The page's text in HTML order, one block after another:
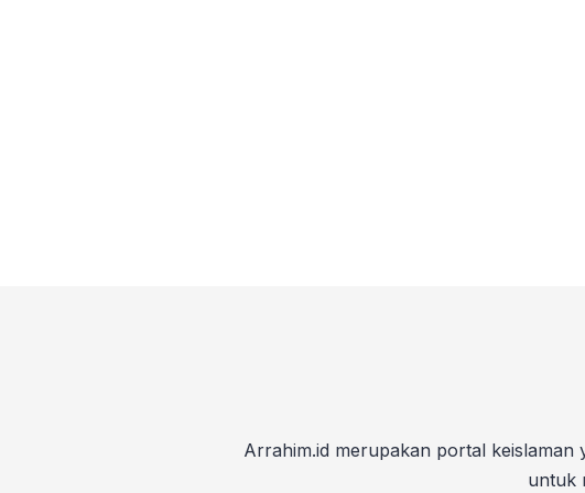
Arrahim.id merupakan portal keislaman
untuk